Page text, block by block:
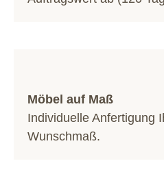
Möbel auf Maß
Individuelle Anfertigung
Wunschmaß.